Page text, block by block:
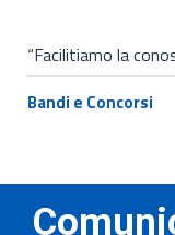
“Facilitiamo la
Bandi e Concorsi